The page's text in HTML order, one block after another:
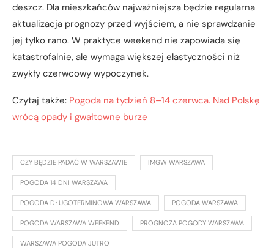
deszcz. Dla mieszkańców najważniejsza będzie regularna
aktualizacja prognozy przed wyjściem, a nie sprawdzanie
jej tylko rano. W praktyce weekend nie zapowiada się
katastrofalnie, ale wymaga większej elastyczności niż
zwykły czerwcowy wypoczynek.
Czytaj także: Pogoda na tydzień 8–14 czerwca. Nad Polskę
wrócą opady i gwałtowne burze
CZY BĘDZIE PADAĆ W WARSZAWIE IMGW WARSZAWA
POGODA 14 DNI WARSZAWA
POGODA DŁUGOTERMINOWA WARSZAWA POGODA WARSZAWA
POGODA WARSZAWA WEEKEND PROGNOZA POGODY WARSZAWA
WARSZAWA POGODA JUTRO